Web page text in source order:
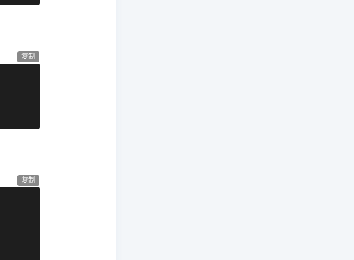
复制
复制